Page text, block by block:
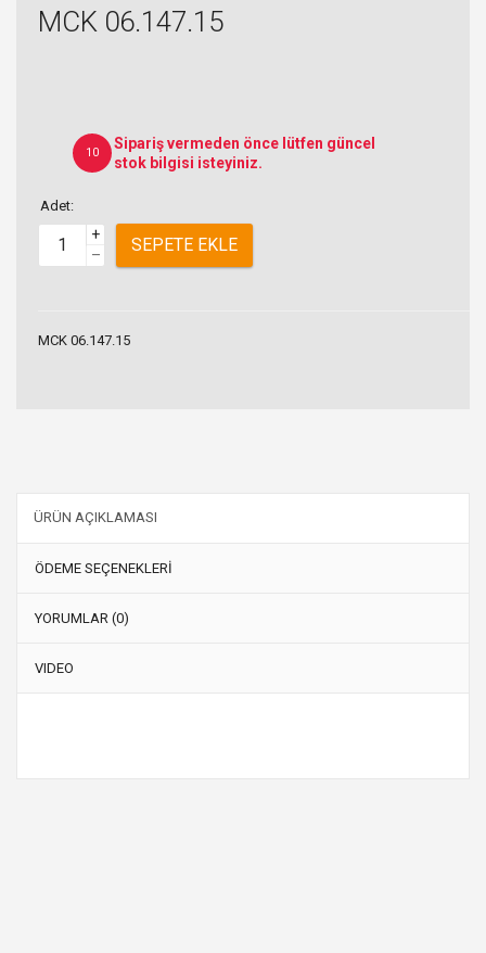
MCK 06.147.15
10
Sipariş vermeden önce lütfen güncel
stok bilgisi isteyiniz.
Adet:
+
–
SEPETE EKLE
MCK 06.147.15
ÜRÜN AÇIKLAMASI
ÖDEME SEÇENEKLERİ
YORUMLAR (0)
VIDEO